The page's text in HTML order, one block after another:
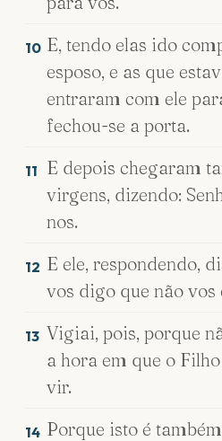
10 E, tendo elas ido
esposo, e as que
entraram com ele
fechou-se a porta.
11 E depois chegaram
virgens, dizendo:
nos.
12 E ele, respondendo,
vos digo que não vos
13 Vigiai, pois, porque
a hora em que o
vir.
14 Porque isto é